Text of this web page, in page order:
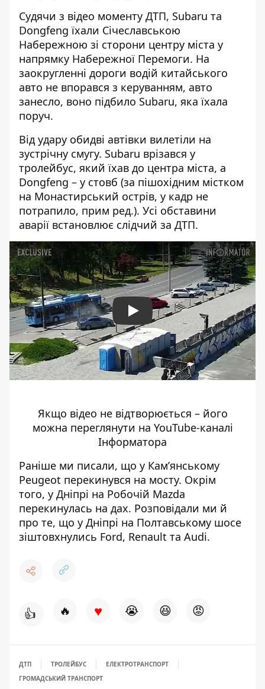
Судячи з відео моменту ДТП, Subaru та
Dongfeng їхали Січеславською
Набережною зі сторони центру міста у
напрямку Набережної Перемоги. На
заокругленні дороги водій китайського
авто не впорався з керуванням, авто
занесло, воно підбило Subaru, яка їхала
поруч.
Від удару обидві автівки вилетіли на
зустрічну смугу. Subaru врізався у
тролейбус, який їхав до центра міста, а
Dongfeng – у стовб (за пішохідним містком
на Монастирський острів, у кадр не
потрапило, прим ред.). Усі обставини
аварії встановлює слідчий за ДТП.
Play
Якщо відео не відтворюється – його
можна переглянути на YouTube-каналі
Інформатора
Раніше ми писали, що у Кам’янському
Peugeot перекинувся на мосту. Окрім
того, у Дніпрі на Робочій Mazda
перекинулась на дах. Розповідали ми й
про те, що у Дніпрі на Полтавському шосе
зіштовхнулись Ford, Renault та Audi.
👍 🔥 ♥ 😭 😆 😡
ДТП ТРОЛЕЙБУС
ЕЛЕКТРОТРАНСПОРТ
ГРОМАДСЬКИЙ ТРАНСПОРТ